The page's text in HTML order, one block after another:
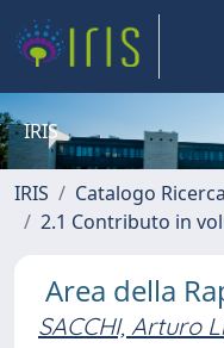
IRIS
IRIS Catalogo Ricerca
2.1 Contributo in
Area della
SACCHI, Arturo